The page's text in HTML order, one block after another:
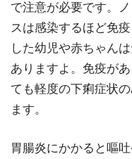
で注意が必要です。
スは感染するほど免
した幼児や赤ちゃん
ありますよ。免疫が
ても軽度の下痢症状
ます。
胃腸炎にかかると嘔